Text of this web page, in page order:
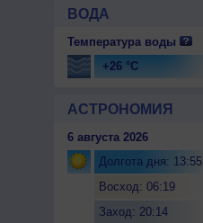
ВОДА
Температура воды
+26 °C
АСТРОНОМИЯ
6 августа 2026
Долгота дня: 13:55
Восход: 06:19
Заход: 20:14